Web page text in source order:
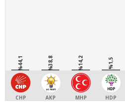
%44,1
CHP
%38,8
AKP
%14,2
MHP
%1,5
HDP